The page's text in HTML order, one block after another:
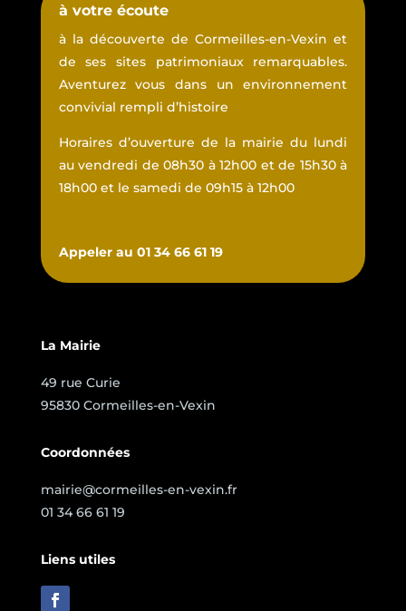
à votre écoute
à la découverte de Cormeilles-en-Vexin et
de ses sites patrimoniaux remarquables.
Aventurez vous dans un environnement
convivial rempli d’histoire
Horaires d’ouverture de la mairie du lundi
au vendredi de 08h30 à 12h00 et de 15h30 à
18h00 et le samedi de 09h15 à 12h00
Appeler au 01 34 66 61 19
La Mairie
49 rue Curie
95830 Cormeilles-en-Vexin
Coordonnées
mairie@cormeilles-en-vexin.fr
01 34 66 61 19
Liens utiles